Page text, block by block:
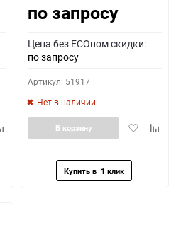
по запросу
Цена без ECOном скидки:
по запросу
Артикул: 51917
Нет в наличии
Добавить
В корзину